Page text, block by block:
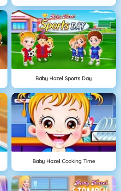
Baby Hazel Sports Day
Baby Hazel Cooking Time